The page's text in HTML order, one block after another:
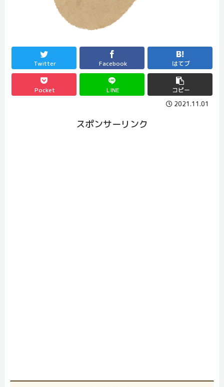
Twitter Facebook はてブ
Pocket LINE コピー
2021.11.01
スポンサーリンク